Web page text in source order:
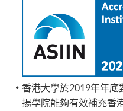
香港大學於2019年年底
揚學院能夠有效補充香